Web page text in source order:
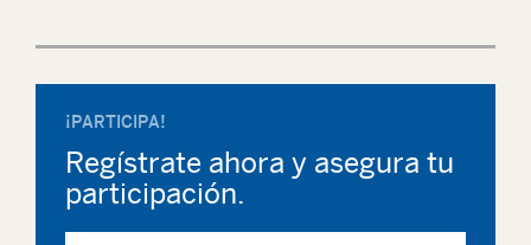
¡PARTICIPA!
Regístrate ahora y asegura tu
participación.